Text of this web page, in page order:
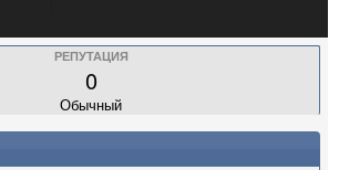
РЕПУТАЦИЯ
0
Обычный